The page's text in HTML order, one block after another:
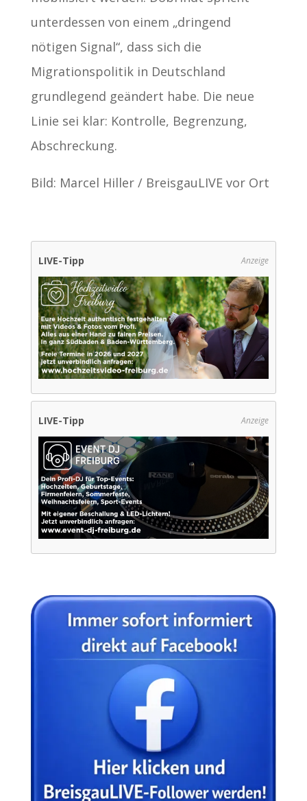
unterdessen von einem „dringend
nötigen Signal“, dass sich die
Migrationspolitik in Deutschland
grundlegend geändert habe. Die neue
Linie sei klar: Kontrolle, Begrenzung,
Abschreckung.
Bild: Marcel Hiller / BreisgauLIVE vor Ort
LIVE-Tipp Anzeige
LIVE-Tipp Anzeige